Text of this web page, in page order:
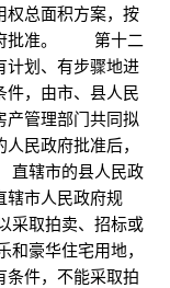
权总面积方案，按
府批准。 第十二
划、有步骤地进
件，由市、县人民
产管理部门共同拟
民政府批准后，
辖市的县人民政
辖市人民政府规
取拍卖、招标或
豪华住宅用地，
条件，不能采取拍